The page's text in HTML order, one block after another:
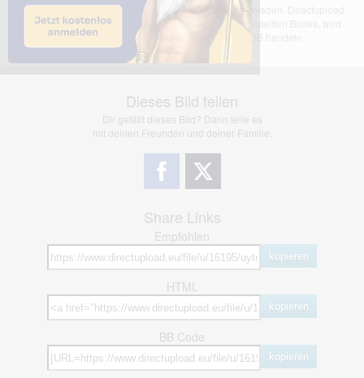
Das dargestellte Bild wurde von einem Nutzer hochgeladen. Directupload
übernimmt keinerlei Haftung für den Inhalt des dargestellten Bildes, wird
jedoch bei Verstößen nach §2(3) unserer AGB handeln.
Dieses Bild teilen
Dir gefällt dieses Bild? Dann teile es
mit deinen Freunden und deiner Familie.
Share Links
Empfohlen
kopieren
HTML
kopieren
BB Code
kopieren